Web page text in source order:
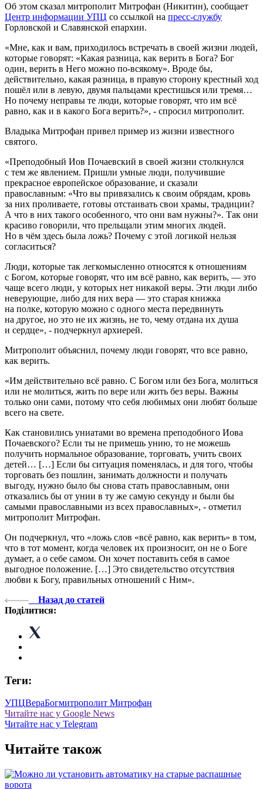
Об этом сказал митрополит Митрофан (Никитин), сообщает
Центр информации УПЦ со ссылкой на пресс-службу
Горловской и Славянской епархии.
«Мне, как и вам, приходилось встречать в своей жизни людей,
которые говорят: «Какая разница, как верить в Бога? Бог
один, верить в Него можно по-всякому». Вроде бы,
действительно, какая разница, в правую сторону крестный ход
пошёл или в левую, двумя пальцами крестишься или тремя…
Но почему неправы те люди, которые говорят, что им всё
равно, как и в какого Бога верить?», - спросил митрополит.
Владыка Митрофан привел пример из жизни известного
святого.
«Преподобный Иов Почаевский в своей жизни столкнулся
с тем же явлением. Пришли умные люди, получившие
прекрасное европейское образование, и сказали
православным: «Что вы привязались к своим обрядам, кровь
за них проливаете, готовы отстаивать свои храмы, традиции?
А что в них такого особенного, что они вам нужны?». Так они
красиво говорили, что прельщали этим многих людей.
Но в чём здесь была ложь? Почему с этой логикой нельзя
согласиться?
Люди, которые так легкомысленно относятся к отношениям
с Богом, которые говорят, что им всё равно, как верить, — это
чаще всего люди, у которых нет никакой веры. Эти люди либо
неверующие, либо для них вера — это старая книжка
на полке, которую можно с одного места передвинуть
на другое, но это не их жизнь, не то, чему отдана их душа
и сердце», - подчеркнул архиерей.
Митрополит объяснил, почему люди говорят, что все равно,
как верить.
«Им действительно всё равно. С Богом или без Бога, молиться
или не молиться, жить по вере или жить без веры. Важны
только они сами, потому что себя любимых они любят больше
всего на свете.
Как становились униатами во времена преподобного Иова
Почаевского? Если ты не примешь унию, то не можешь
получить нормальное образование, торговать, учить своих
детей… […] Если бы ситуация поменялась, и для того, чтобы
торговать без пошлин, занимать должности и получать
выгоду, нужно было бы снова стать православным, они
отказались бы от унии в ту же самую секунду и были бы
самыми православными из всех православных», - отметил
митрополит Митрофан.
Он подчеркнул, что «ложь слов «всё равно, как верить» в том,
что в тот момент, когда человек их произносит, он не о Боге
думает, а о себе самом. Он хочет поставить себя в самое
выгодное положение. […] Это свидетельство отсутствия
любви к Богу, правильных отношений с Ним».
Назад до статей
Поділитися:
Теги:
УПЦВераБогмитрополит Митрофан
Читайте нас у Google News
Читайте нас у Telegram
Читайте також